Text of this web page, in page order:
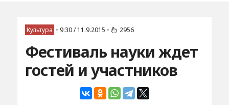
Культура • 9:30 / 11.9.2015 • 2956
Фестиваль науки ждет
гостей и участников